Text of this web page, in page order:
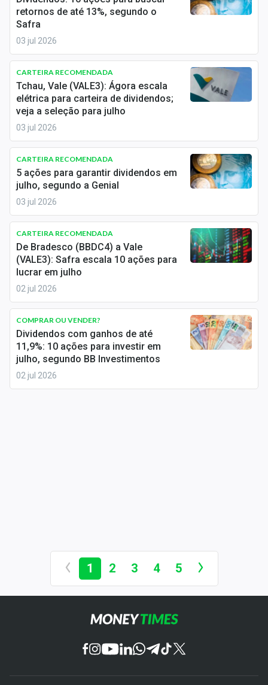
retornos de até 13%, segundo o
Safra
03 jul 2026
CARTEIRA RECOMENDADA
Tchau, Vale (VALE3): Ágora escala
elétrica para carteira de dividendos;
veja a seleção para julho
03 jul 2026
CARTEIRA RECOMENDADA
5 ações para garantir dividendos em
julho, segundo a Genial
03 jul 2026
CARTEIRA RECOMENDADA
De Bradesco (BBDC4) a Vale
(VALE3): Safra escala 10 ações para
lucrar em julho
02 jul 2026
COMPRAR OU VENDER?
Dividendos com ganhos de até
11,9%: 10 ações para investir em
julho, segundo BB Investimentos
02 jul 2026
1 2 3 4 5